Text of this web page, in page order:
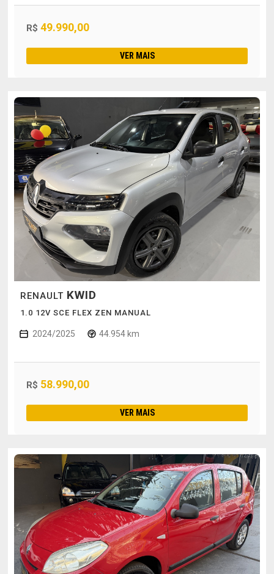
R$ 49.990,00
VER MAIS
RENAULT KWID
1.0 12V SCE FLEX ZEN MANUAL
2024/2025 44.954 km
R$ 58.990,00
VER MAIS